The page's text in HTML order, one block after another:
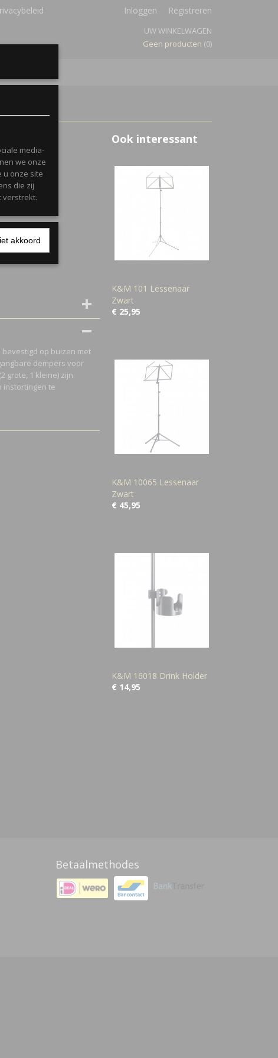
Inloggen Registreren
UW WINKELWAGEN
Geen producten (0)
op buizen met
dempers voor
grote, 1 kleine) zijn
instortingen te
Ook interessant
K&M 101 Lessenaar
Zwart
€ 25,95
K&M 10065 Lessenaar
Zwart
€ 45,95
K&M 16018 Drink Holder
€ 14,95
Betaalmethodes
media-
we onze
u onze site
die zij
verstrekt.
akkoord